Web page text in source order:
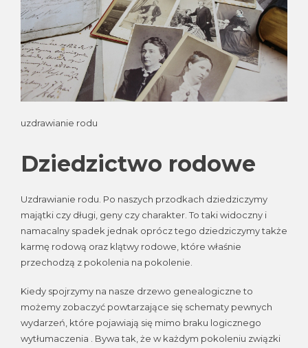
uzdrawianie rodu
Dziedzictwo rodowe
Uzdrawianie rodu. Po naszych przodkach dziedziczymy
majątki czy długi, geny czy charakter. To taki widoczny i
namacalny spadek jednak oprócz tego dziedziczymy także
karmę rodową oraz klątwy rodowe, które właśnie
przechodzą z pokolenia na pokolenie.
Kiedy spojrzymy na nasze drzewo genealogiczne to
możemy zobaczyć powtarzające się schematy pewnych
wydarzeń, które pojawiają się mimo braku logicznego
wytłumaczenia . Bywa tak, że w każdym pokoleniu związki